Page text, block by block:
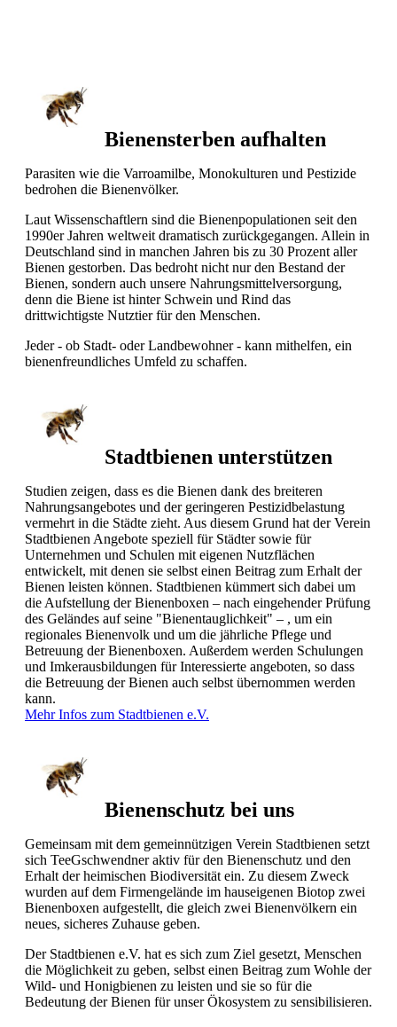
Bienensterben aufhalten
Parasiten wie die Varroamilbe, Monokulturen und Pestizide
bedrohen die Bienenvölker.
Laut Wissenschaftlern sind die Bienenpopulationen seit den
1990er Jahren weltweit dramatisch zurückgegangen. Allein in
Deutschland sind in manchen Jahren bis zu 30 Prozent aller
Bienen gestorben. Das bedroht nicht nur den Bestand der
Bienen, sondern auch unsere Nahrungsmittelversorgung,
denn die Biene ist hinter Schwein und Rind das
drittwichtigste Nutztier für den Menschen.
Jeder - ob Stadt- oder Landbewohner - kann mithelfen, ein
bienenfreundliches Umfeld zu schaffen.
Stadtbienen unterstützen
Studien zeigen, dass es die Bienen dank des breiteren
Nahrungsangebotes und der geringeren Pestizidbelastung
vermehrt in die Städte zieht. Aus diesem Grund hat der Verein
Stadtbienen Angebote speziell für Städter sowie für
Unternehmen und Schulen mit eigenen Nutzflächen
entwickelt, mit denen sie selbst einen Beitrag zum Erhalt der
Bienen leisten können. Stadtbienen kümmert sich dabei um
die Aufstellung der Bienenboxen – nach eingehender Prüfung
des Geländes auf seine "Bienentauglichkeit" – , um ein
regionales Bienenvolk und um die jährliche Pflege und
Betreuung der Bienenboxen. Außerdem werden Schulungen
und Imkerausbildungen für Interessierte angeboten, so dass
die Betreuung der Bienen auch selbst übernommen werden
kann.
Mehr Infos zum Stadtbienen e.V.
Bienenschutz bei uns
Gemeinsam mit dem gemeinnützigen Verein Stadtbienen setzt
sich TeeGschwendner aktiv für den Bienenschutz und den
Erhalt der heimischen Biodiversität ein. Zu diesem Zweck
wurden auf dem Firmengelände im hauseigenen Biotop zwei
Bienenboxen aufgestellt, die gleich zwei Bienenvölkern ein
neues, sicheres Zuhause geben.
Der Stadtbienen e.V. hat es sich zum Ziel gesetzt, Menschen
die Möglichkeit zu geben, selbst einen Beitrag zum Wohle der
Wild- und Honigbienen zu leisten und sie so für die
Bedeutung der Bienen für unser Ökosystem zu sensibilisieren.